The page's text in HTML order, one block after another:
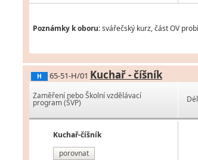
Poznámky k oboru:svářečský kurz, část OV
H 65-51-H/01 Kuchař - číšník
Zaměření nebo Školní vzdělávací
program (ŠVP)
Kuchař-číšník
porovnat